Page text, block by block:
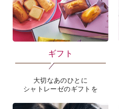
ギフト
大切なあのひとに
シャトレーゼのギフトを